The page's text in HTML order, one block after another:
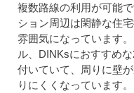
複数路線の利用が可能
ション周辺は閑静な住
雰囲気になっています
ル、DINKsにおすすめ
付いていて、周りに壁
りにくくなっています